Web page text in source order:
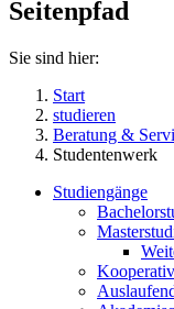
Seitenpfad
Sie sind hier:
Start
studieren
Beratung &
Studentenwerk
Studiengänge